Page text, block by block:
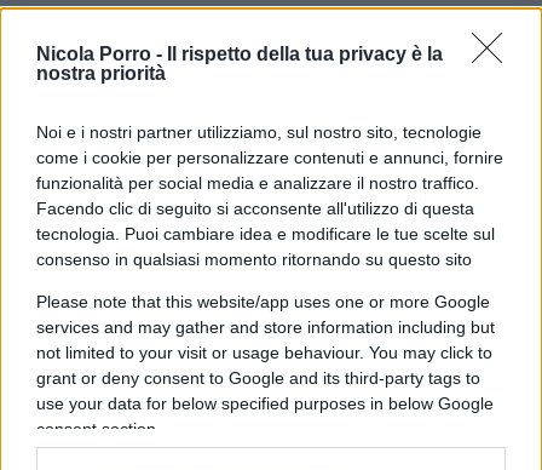
Nicola Porro -
Il rispetto della tua privacy è la
nostra priorità
Noi e i nostri partner utilizziamo, sul nostro sito, tecnologie
come i cookie per personalizzare contenuti e annunci, fornire
funzionalità per social media e analizzare il nostro traffico.
Facendo clic di seguito si acconsente all'utilizzo di questa
tecnologia. Puoi cambiare idea e modificare le tue scelte sul
consenso in qualsiasi momento ritornando su questo sito
Please note that this website/app uses one or more Google
services and may gather and store information including but
not limited to your visit or usage behaviour. You may click to
grant or deny consent to Google and its third-party tags to
use your data for below specified purposes in below Google
consent section.
miliardi di valore aggiunto per l’economia italiana”
qualora si decidesse di procedere” con questa
forma di energia pulita, creando una filiera
Il nostro sistema potrebbe trarne vantaggio anche
a livello geopolitico, dal momento cheTrump
negliStati Unitiha esternato una sua
perdetevi l’osservazione dello stesso Toto rispetto
al fatto che Renexia sia da tempo e con successo
presente negli Usa.